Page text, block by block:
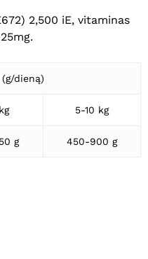
produktų.
2,500 iE, vitaminas
dieną)
5-10 kg
g 450-900 g